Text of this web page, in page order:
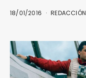
18/01/2016 REDACCIÓN